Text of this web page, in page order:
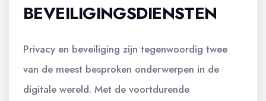
BEVEILIGINGSDIENSTEN
Privacy en beveiliging zijn tegenwoordig twee
van de meest besproken onderwerpen in de
digitale wereld. Met de voortdurende